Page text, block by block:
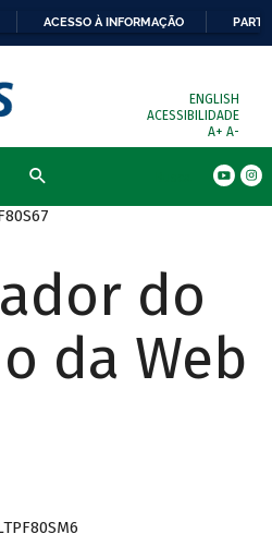
ACESSO À INFORMAÇÃO
ENGLISH
ACESSIBILIDADE
A+ A-
do
da Web